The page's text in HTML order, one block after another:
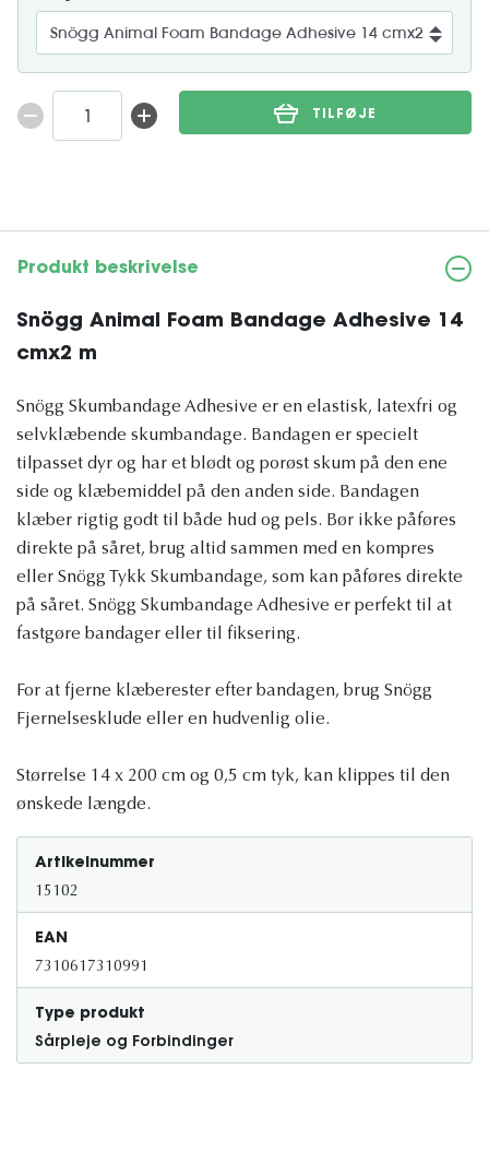
TILFØJE
Produkt beskrivelse
Snögg Animal Foam Bandage Adhesive 14
cmx2 m
Snögg Skumbandage Adhesive er en elastisk, latexfri og
selvklæbende skumbandage. Bandagen er specielt
tilpasset dyr og har et blødt og porøst skum på den ene
side og klæbemiddel på den anden side. Bandagen
klæber rigtig godt til både hud og pels. Bør ikke påføres
direkte på såret, brug altid sammen med en kompres
eller Snögg Tykk Skumbandage, som kan påføres direkte
på såret. Snögg Skumbandage Adhesive er perfekt til at
fastgøre bandager eller til fiksering.
For at fjerne klæberester efter bandagen, brug Snögg
Fjernelsesklude eller en hudvenlig olie.
Størrelse 14 x 200 cm og 0,5 cm tyk, kan klippes til den
ønskede længde.
Artikelnummer
15102
EAN
7310617310991
Type produkt
Sårpleje og Forbindinger